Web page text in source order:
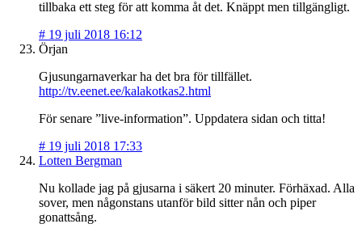
tillbaka ett steg för att komma åt det. Knäppt men tillgängligt.
# 19 juli 2018 16:12
Örjan
Gjusungarnaverkar ha det bra för tillfället.
http://tv.eenet.ee/kalakotkas2.html
För senare ”live-information”. Uppdatera sidan och titta!
# 19 juli 2018 17:33
Lotten Bergman
Nu kollade jag på gjusarna i säkert 20 minuter. Förhäxad. Alla
sover, men någonstans utanför bild sitter nån och piper
gonattsång.